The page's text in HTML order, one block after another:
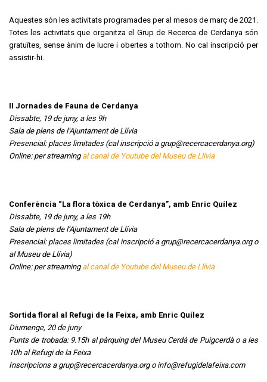
Aquestes són les activitats programades per al mesos de març de 2021.
Totes les activitats que organitza el Grup de Recerca de Cerdanya són
gratuïtes, sense ànim de lucre i obertes a tothom. No cal inscripció per
assistir-hi.
II Jornades de Fauna de Cerdanya
Dissabte, 19 de juny, a les 9h
Sala de plens de l’Ajuntament de Llívia
Presencial: places limitades (cal inscripció a grup@recercacerdanya.org)
Online: per streaming al canal de Youtube del Museu de Llívia
Conferència “La flora tòxica de Cerdanya”, amb Enric Quílez
Dissabte, 19 de juny, a les 19h
Sala de plens de l’Ajuntament de Llívia
Presencial: places limitades (cal inscripció a grup@recercacerdanya.org o
al Museu de Llívia)
Online: per streaming al canal de Youtube del Museu de Llívia
Sortida floral al Refugi de la Feixa, amb Enric Quílez
Diumenge, 20 de juny
Punts de trobada: 9.15h al pàrquing del Museu Cerdà de Puigcerdà o a les
10h al Refugi de la Feixa
Inscripcions a grup@recercacerdanya.org o info@refugidelafeixa.com